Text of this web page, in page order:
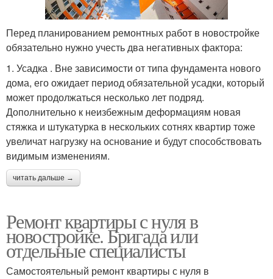
Перед планированием ремонтных работ в новостройке
обязательно нужно учесть два негативных фактора:
1. Усадка . Вне зависимости от типа фундамента нового
дома, его ожидает период обязательной усадки, который
может продолжаться несколько лет подряд.
Дополнительно к неизбежным деформациям новая
стяжка и штукатурка в нескольких сотнях квартир тоже
увеличат нагрузку на основание и будут способствовать
видимым изменениям.
читать дальше →
Ремонт квартиры с нуля в
новостройке. Бригада или
отдельные специалисты
Самостоятельный ремонт квартиры с нуля в